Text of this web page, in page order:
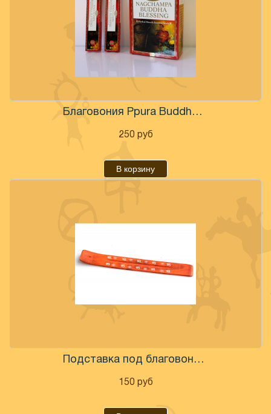
Благовония Ppura Buddha Blessing
250 руб
В корзину
Подставка под благовония "ОМ" дерево
150 руб